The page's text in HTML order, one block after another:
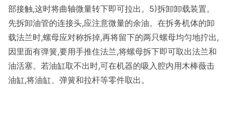
部接触,这时将曲轴微量转下即可拉出。 5)拆卸卸载装置。
先拆卸油管的连接头,应注意微量的余油。在拆务机体的卸
载法兰时,螺母应对称拆掉,再将留下的两只螺母均匀地拧出,
因里面有弹簧,要用手推住法兰,将螺母拆下即可取出法兰和
油活塞。若油缸取不出时,可在机器的吸 入腔内用木棒薇击
油缸,将油缸、弹簧和拉杆等零件取出。